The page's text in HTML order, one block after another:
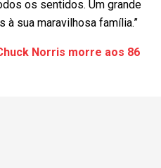
os sentidos. Um grande
à sua maravilhosa família.”
Norris morre aos 86